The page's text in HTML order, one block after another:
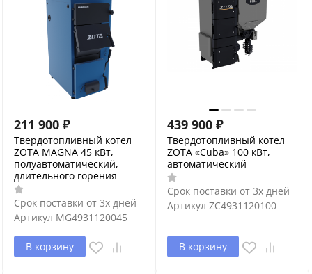
211 900 ₽
Твердотопливный котел
ZOTA MAGNA 45 кВт,
полуавтоматический,
длительного горения
Срок поставки от 3х дней
Артикул MG4931120045
В корзину
439 900 ₽
Твердотопливный котел
ZOTA «Cuba» 100 кВт,
автоматический
Срок поставки от 3х дней
Артикул ZC4931120100
В корзину